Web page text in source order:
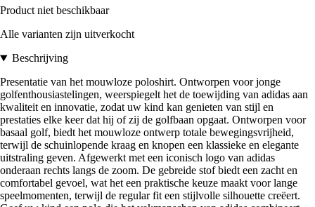
Product niet beschikbaar
Alle varianten zijn uitverkocht
Beschrijving
Presentatie van het mouwloze poloshirt. Ontworpen voor jonge
golfenthousiastelingen, weerspiegelt het de toewijding van adidas aan
kwaliteit en innovatie, zodat uw kind kan genieten van stijl en
prestaties elke keer dat hij of zij de golfbaan opgaat. Ontworpen voor
basaal golf, biedt het mouwloze ontwerp totale bewegingsvrijheid,
terwijl de schuinlopende kraag en knopen een klassieke en elegante
uitstraling geven. Afgewerkt met een iconisch logo van adidas
onderaan rechts langs de zoom. De gebreide stof biedt een zacht en
comfortabel gevoel, wat het een praktische keuze maakt voor lange
speelmomenten, terwijl de regular fit een stijlvolle silhouette creëert.